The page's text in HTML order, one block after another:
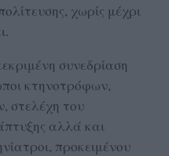
χωρίς μέχρι
συνεδρίαση
κτηνοτρόφων,
στελέχη του
αλλά και
προκειμένου